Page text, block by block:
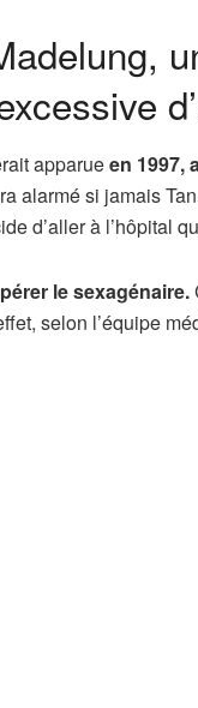
apparueen 1997,
alarmé si jamais
d’aller à l’hôpital
le sexagénaire.
selon l’équipe